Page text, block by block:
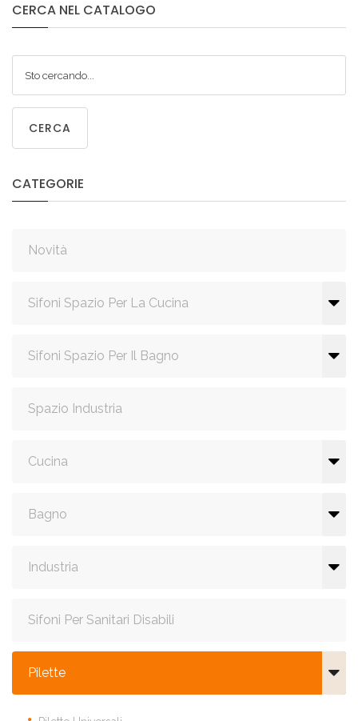
CERCA NEL CATALOGO
CERCA
CATEGORIE
Novità
Sifoni Spazio Per La Cucina
Sifoni Spazio Per Il Bagno
Spazio Industria
Cucina
Bagno
Industria
Sifoni Per Sanitari Disabili
Pilette